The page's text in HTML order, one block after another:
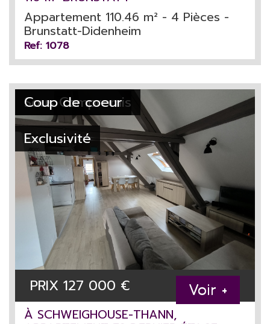
Appartement 110.46 m² - 4 Pièces -
Brunstatt-Didenheim
Ref: 1078
Sous Compromis
Exclusivité
Coup de coeur
PRIX 127 000 € Voir +
À SCHWEIGHOUSE-THANN,